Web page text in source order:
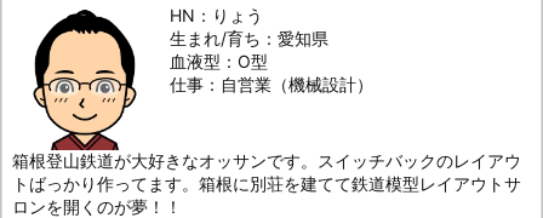
HN：りょう
生まれ/育ち：愛知県
血液型：O型
仕事：自営業（機械設計）
箱根登山鉄道が大好きなオッサンです。スイッチバックのレイアウ
トばっかり作ってます。箱根に別荘を建てて鉄道模型レイアウトサ
ロンを開くのが夢！！